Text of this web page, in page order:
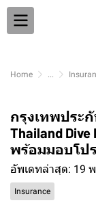
Home ...
กรุงเทพประ
Thailand Dive
พร้อมมอบโป
อัพเดทล่าสุด: 19
Insurance